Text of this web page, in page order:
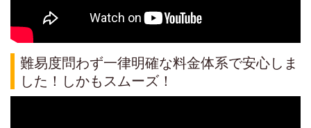
難易度問わず一律明確な料金体系で安心しま
した！しかもスムーズ！